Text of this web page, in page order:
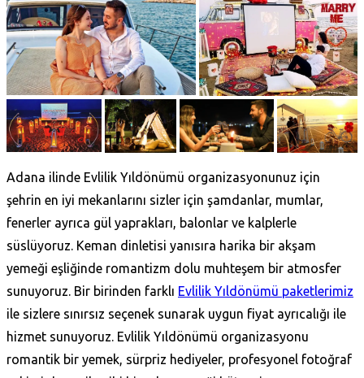
Adana ilinde Evlilik Yıldönümü organizasyonunuz için
şehrin en iyi mekanlarını sizler için şamdanlar, mumlar,
fenerler ayrıca gül yaprakları, balonlar ve kalplerle
süslüyoruz. Keman dinletisi yanısıra harika bir akşam
yemeği eşliğinde romantizm dolu muhteşem bir atmosfer
sunuyoruz. Bir birinden farklı Evlilik Yıldönümü paketlerimiz
ile sizlere sınırsız seçenek sunarak uygun fiyat ayrıcalığı ile
hizmet sunuyoruz. Evlilik Yıldönümü organizasyonu
romantik bir yemek, sürpriz hediyeler, profesyonel fotoğraf